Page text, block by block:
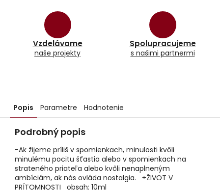
Vzdelávame
naše projekty
Spolupracujeme
s našimi partnermi
Popis Parametre Hodnotenie
Podrobný popis
-Ak žijeme príliš v spomienkach, minulosti kvôli
minulému pocitu šťastia alebo v spomienkach na
strateného priateľa alebo kvôli nenaplneným
ambíciám, ak nás ovláda nostalgia. +ŽIVOT V
PRÍTOMNOSTI obsah: 10ml